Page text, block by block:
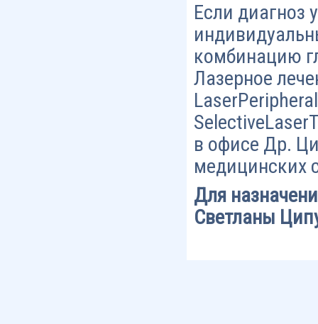
Если диагноз
комбинацию
Лазерное
в офисе Др.
медицинских
Для
Светланы